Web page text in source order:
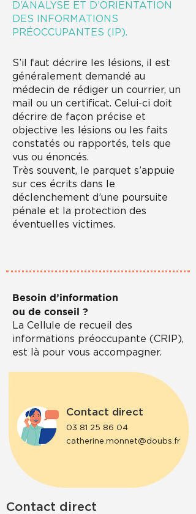
D’ANALYSE ET D’ORIENTATION
DES INFORMATIONS
PRÉOCCUPANTES (IP).
S’il faut décrire les lésions, il est
généralement demandé au
médecin de rédiger un courrier, un
mail ou un certificat. Celui-ci doit
décrire de façon précise et
objective les lésions ou les faits
constatés ou rapportés, tels que
vus ou énoncés.
Très souvent, le parquet s’appuie
sur ces écrits dans le
déclenchement d’une poursuite
pénale et la protection des
éventuelles victimes.
Besoin d’information
ou de conseil ?
La Cellule de recueil des
informations préoccupante (CRIP),
est là pour vous accompagner.
Contact direct
03 81 25 86 04
catherine.monnet@doubs.fr
Contact direct